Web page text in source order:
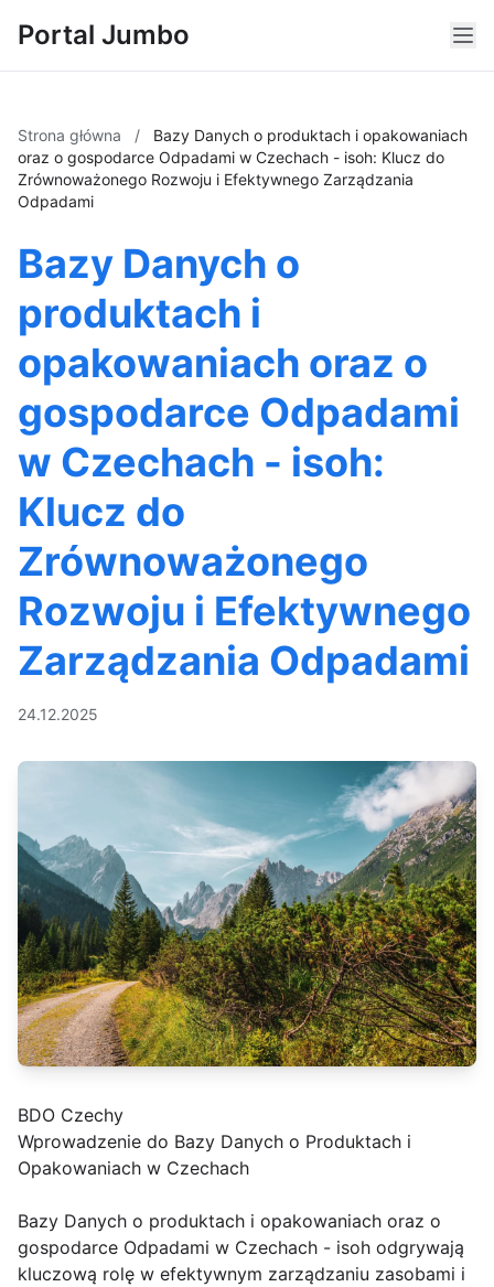
Portal Jumbo
Strona główna /
Bazy Danych o produktach i opakowaniach
oraz o gospodarce Odpadami w Czechach - isoh: Klucz do
Zrównoważonego Rozwoju i Efektywnego Zarządzania
Odpadami
Bazy Danych o
produktach i
opakowaniach oraz o
gospodarce Odpadami
w Czechach - isoh:
Klucz do
Zrównoważonego
Rozwoju i Efektywnego
Zarządzania Odpadami
24.12.2025
BDO Czechy
Wprowadzenie do Bazy Danych o Produktach i
Opakowaniach w Czechach
Bazy Danych o produktach i opakowaniach oraz o
gospodarce Odpadami w Czechach - isoh odgrywają
kluczową rolę w efektywnym zarządzaniu zasobami i